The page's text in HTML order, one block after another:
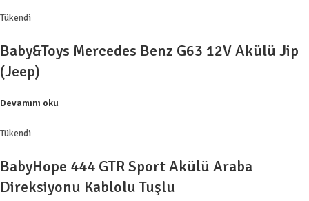
Tükendi
Baby&Toys Mercedes Benz G63 12V Akülü Jip
(Jeep)
Devamını oku
Tükendi
BabyHope 444 GTR Sport Akülü Araba
Direksiyonu Kablolu Tuşlu